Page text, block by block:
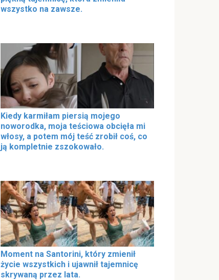
wszystko na zawsze.
Kiedy karmiłam piersią mojego
noworodka, moja teściowa obcięła mi
włosy, a potem mój teść zrobił coś, co
ją kompletnie zszokowało.
Moment na Santorini, który zmienił
życie wszystkich i ujawnił tajemnicę
skrywaną przez lata.